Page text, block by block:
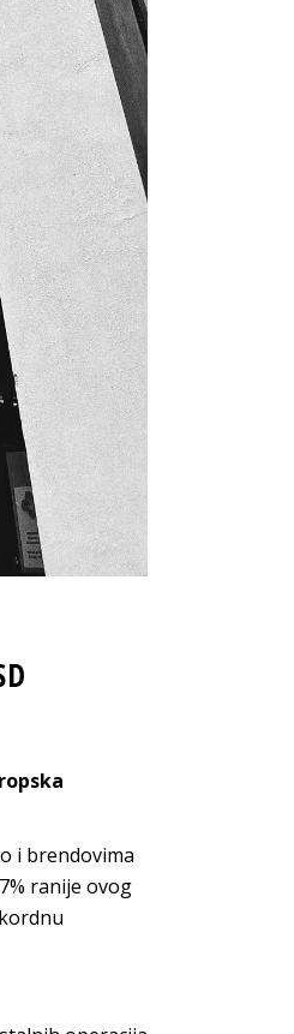
i brendovima
ranije ovog